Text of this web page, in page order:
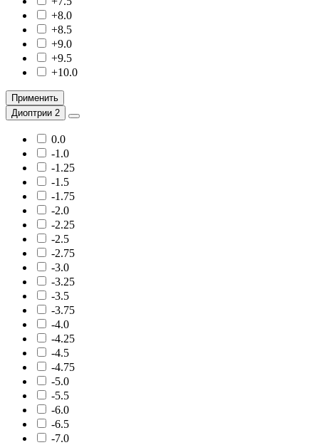
+8.0
+8.5
+9.0
+9.5
+10.0
Применить
Диоптрии 2
0.0
-1.0
-1.25
-1.5
-1.75
-2.0
-2.25
-2.5
-2.75
-3.0
-3.25
-3.5
-3.75
-4.0
-4.25
-4.5
-4.75
-5.0
-5.5
-6.0
-6.5
-7.0